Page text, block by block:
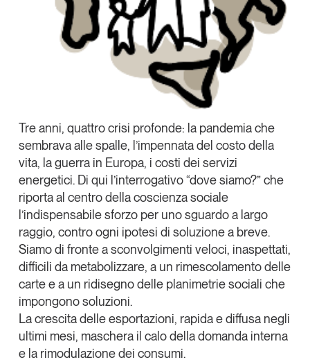
Un anno di
Tendenze2026
Leggi il magazine
Tendenze è il magazine di GS1 Italy che racconta in
modo indipendente il cambiamento e le sfide del largo
consumo e dell’economia a professionisti e
consumatori
Tre anni, quattro crisi profonde: la pandemia che
sembrava alle spalle, l’impennata del costo della
vita, la guerra in Europa, i costi dei servizi
energetici. Di qui l’interrogativo “dove siamo?” che
riporta al centro della coscienza sociale
l’indispensabile sforzo per uno sguardo a largo
raggio, contro ogni ipotesi di soluzione a breve.
Siamo di fronte a sconvolgimenti veloci, inaspettati,
difficili da metabolizzare, a un rimescolamento delle
carte e a un ridisegno delle planimetrie sociali che
impongono soluzioni.
La crescita delle esportazioni, rapida e diffusa negli
ultimi mesi, maschera il calo della domanda interna
e la rimodulazione dei consumi.